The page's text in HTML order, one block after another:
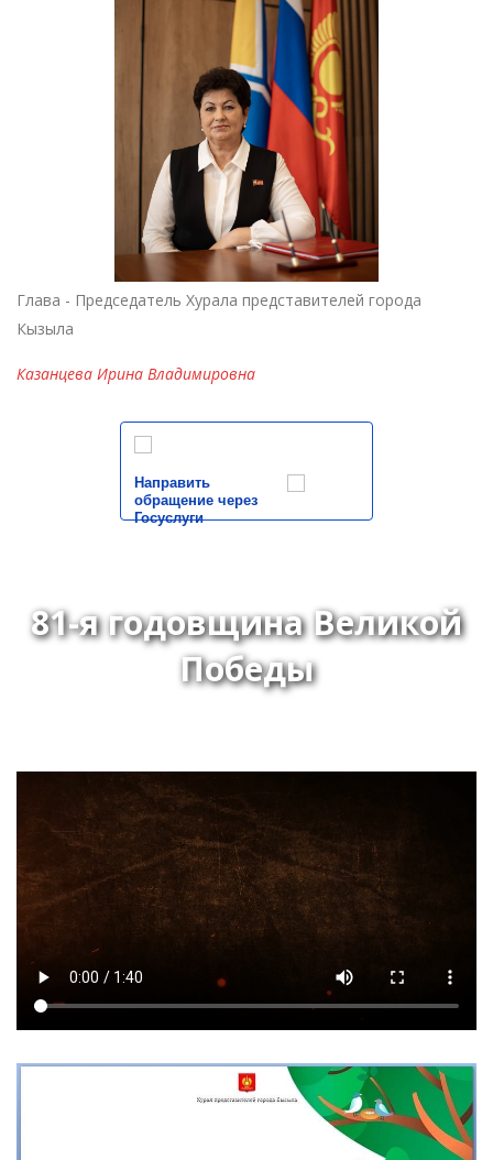
Глава - Председатель Хурала представителей города
Кызыла
Казанцева Ирина Владимировна
Направить
обращение через
Госуслуги
81-я годовщина Великой
Победы